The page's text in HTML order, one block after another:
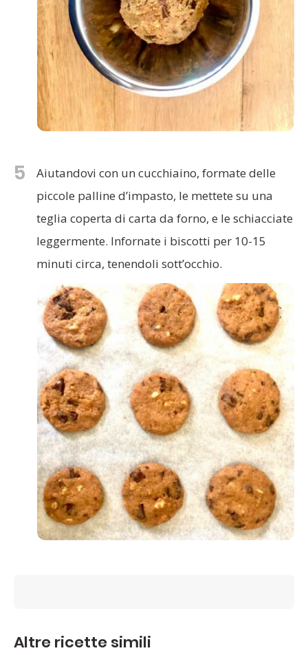
5
Aiutandovi con un cucchiaino, formate delle
piccole palline d’impasto, le mettete su una
teglia coperta di carta da forno, e le schiacciate
leggermente. Infornate i biscotti per 10-15
minuti circa, tenendoli sott’occhio.
Altre ricette simili